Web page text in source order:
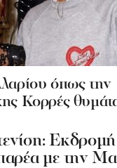
όπως την
Κορρές
με την